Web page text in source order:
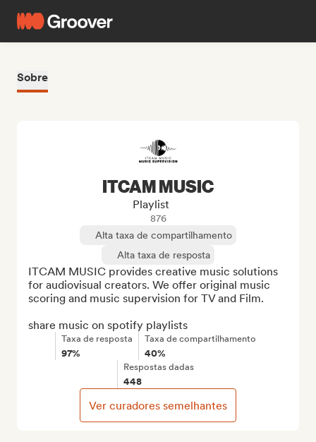
Sobre
ITCAM MUSIC
Playlist
876
Alta taxa de compartilhamento
Alta taxa de resposta
ITCAM MUSIC provides creative music solutions
for audiovisual creators. We offer original music
scoring and music supervision for TV and Film.
share music on spotify playlists
Taxa de resposta
97%
Taxa de compartilhamento
40%
Respostas dadas
448
Ver curadores semelhantes